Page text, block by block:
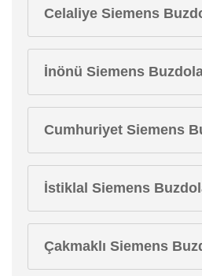
Celaliye Siemens
İnönü Siemens
Cumhuriyet Siemens
İstiklal Siemens
Çakmaklı Siemens